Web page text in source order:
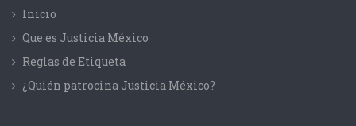
Inicio
Que es Justicia México
Reglas de Etiqueta
¿Quién patrocina Justicia México?